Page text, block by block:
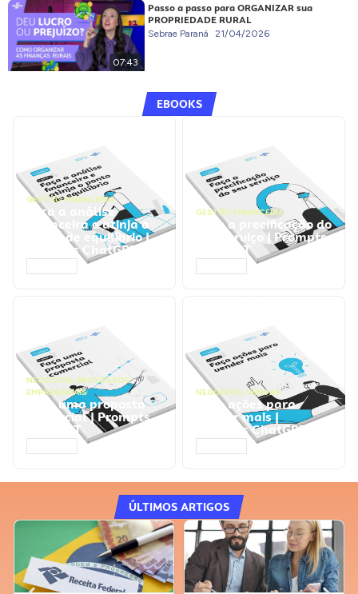
07:43
Passo a passo para ORGANIZAR sua
PROPRIEDADE RURAL
Sebrae Paraná 21/04/2026
EBOOKS
GESTÃO FINANCEIRA
Faça a análise
financeira e atinja o
ponto de equilíbrio |
Prompts ChatGPT
GESTÃO FINANCEIRA
Faça a precificação do
seu serviço | Prompts
ChatGPT
NEGÓCIOS, PROCESSOS
EMPRESARIAIS
Faça uma proposta
comercial | Prompts
ChatGPT
NEGÓCIOS, VENDAS
Faça ações para
vender mais |
Prompts ChatGPT
ÚLTIMOS ARTIGOS